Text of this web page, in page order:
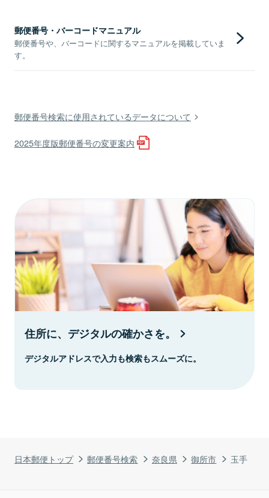
日本郵便トップ 郵便番号検索 奈良県 御所市 玉手
郵便番号・バーコードマニュアル
郵便番号や、バーコードに関するマニュアルを掲載していま
す。
郵便番号検索に使用されているデータについて
2025年度版郵便番号の変更案内
住所に、デジタルの確かさを。
デジタルアドレスで入力も検索もスムーズに。